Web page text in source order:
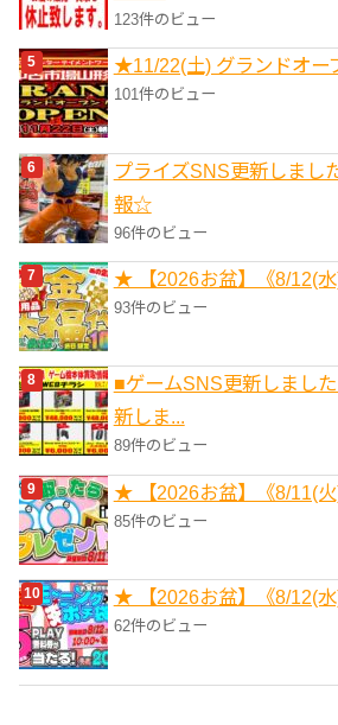
123件のビュー
★11/22(土) グランドオ
101件のビュー
プライズSNS更新しまし
報☆
96件のビュー
★ 【2026お盆】《8/12(水
93件のビュー
■ゲームSNS更新しまし
新しま...
89件のビュー
★ 【2026お盆】《8/11(火
85件のビュー
★ 【2026お盆】《8/12(水
62件のビュー